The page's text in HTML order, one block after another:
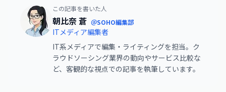
この記事を書いた人
朝比奈 蒼 ＠SOHO編集部
ITメディア編集者
IT系メディアで編集・ライティングを担当。ク
ラウドソーシング業界の動向やサービス比較な
ど、客観的な視点での記事を執筆しています。